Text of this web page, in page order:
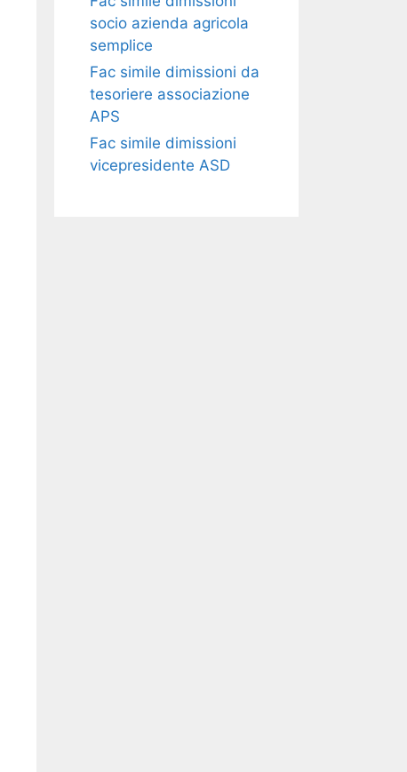
socio azienda agricola
semplice​​​
Fac simile dimissioni da
tesoriere associazione
APS​​
Fac simile dimissioni
vicepresidente ASD​​